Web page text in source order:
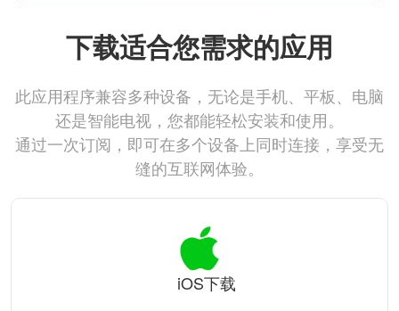
下载适合您需求的应用
此应用程序兼容多种设备，无论是手机、平板、电脑
还是智能电视，您都能轻松安装和使用。
通过一次订阅，即可在多个设备上同时连接，享受无
缝的互联网体验。
iOS下载